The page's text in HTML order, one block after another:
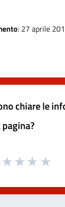
: 27 aprile
chiare le